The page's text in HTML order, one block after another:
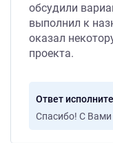
обсудили
выполнил к
оказал
проекта.
Ответ
Спасибо! С Вами